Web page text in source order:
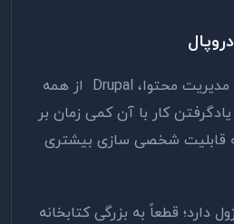
از بین این سه سیستم مدیریت محتوا، Drupal از همه
کار با آن کمی زمان بر
قابلیت شخصی سازی بیشتری
دارد؛ قطعاً به بزرگی کتابخانه